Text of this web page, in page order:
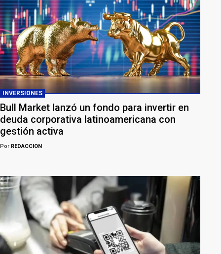
INVERSIONES
Bull Market lanzó un fondo para invertir en
deuda corporativa latinoamericana con
gestión activa
Por REDACCION